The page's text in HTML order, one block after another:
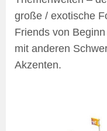
große / exotische
Friends von
mit anderen
Akzenten.